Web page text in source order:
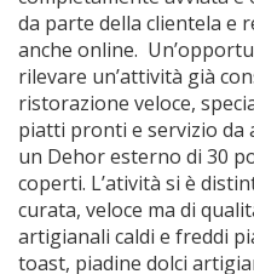
da parte della clientela e
anche online.
rilevare un’attività già
ristorazione veloce,
piatti pronti e servizio da
un Dehor esterno di 30
coperti. L’atività si è
curata, veloce ma di
artigianali caldi e freddi
toast, piadine dolci